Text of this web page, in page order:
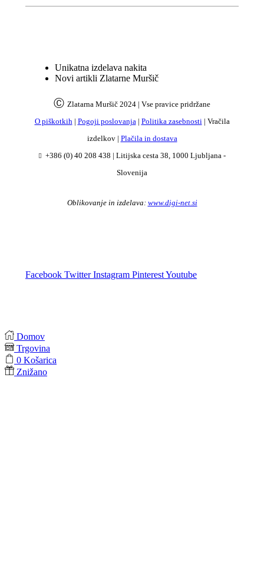
Unikatna izdelava nakita
Novi artikli Zlatarne Muršič
Ⓒ Zlatarna Muršič 2024 | Vse pravice pridržane
O piškotkih | Pogoji poslovanja | Politika zasebnosti | Vračila
izdelkov | Plačila in dostava
+386 (0) 40 208 438 | Litijska cesta 38, 1000 Ljubljana -
Slovenija
Oblikovanje in izdelava: www.digi-net.si
Facebook Twitter Instagram PinterestYoutube
Domov
Trgovina
0 Košarica
Znižano